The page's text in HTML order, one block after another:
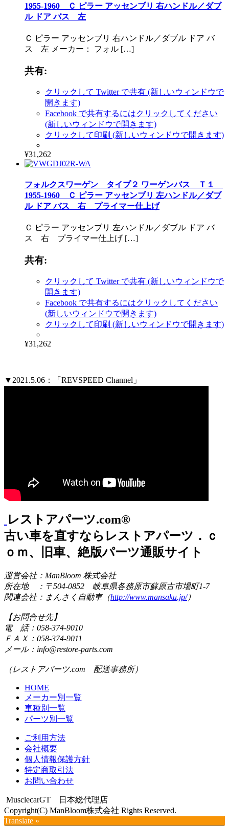
1955-1960 Ｃ ピラー アッセンブリ 右ハンドル／ダブ
ル ドア バス 左
Ｃ ピラー アッセンブリ 右ハンドル／ダブル ドア バ
ス 左 メーカー： フォル […]
共有:
クリックして Twitter で共有 (新しいウィンドウで
開きます)
Facebook で共有するにはクリックしてください
(新しいウィンドウで開きます)
クリックして印刷 (新しいウィンドウで開きます)
¥31,262
フォルクスワーゲン タイプ２ ワーゲンバス Ｔ１
1955-1960 Ｃ ピラー アッセンブリ 左ハンドル／ダブ
ル ドア バス 右 プライマー仕上げ
Ｃ ピラー アッセンブリ 左ハンドル／ダブル ドア バ
ス 右 プライマー仕上げ […]
共有:
クリックして Twitter で共有 (新しいウィンドウで
開きます)
Facebook で共有するにはクリックしてください
(新しいウィンドウで開きます)
クリックして印刷 (新しいウィンドウで開きます)
¥31,262
▼2021.5.06：「REVSPEED Channel」
レストアパーツ.com®
古い車を直すならレストアパーツ．ｃ
ｏｍ、旧車、絶版パーツ通販サイト
運営会社：ManBloom 株式会社
所在地 ：〒504-0852 岐阜県各務原市蘇原古市場町1-7
関連会社：まんさく自動車（http://www.mansaku.jp/）
【お問合せ先】
電 話：058-374-9010
ＦＡＸ：058-374-9011
メール：info@restore-parts.com
（レストアパーツ.com 配送事務所）
HOME
メーカー別一覧
車種別一覧
パーツ別一覧
ご利用方法
会社概要
個人情報保護方針
特定商取引法
お問い合わせ
MusclecarGT 日本総代理店
Copyright(C) ManBloom株式会社 Rights Reserved.
Translate »